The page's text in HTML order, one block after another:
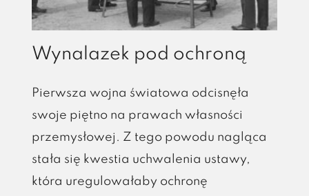
Nobla
Wynalazek pod ochroną
Pierwsza wojna światowa odcisnęła
swoje piętno na prawach własności
przemysłowej. Z tego powodu nagląca
stała się kwestia uchwalenia ustawy,
która uregulowałaby ochronę